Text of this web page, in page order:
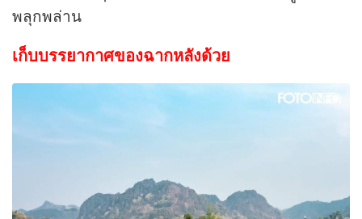
พลุกพล่าน
เก็บบรรยากาศของฉากหลังด้วย